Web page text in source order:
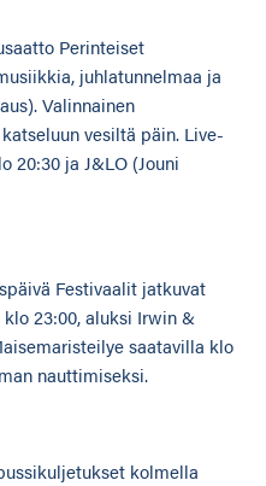
Perinteiset
juhlatunnelmaa ja
Valinnainen
vesiltä päin. Live-
20:30 ja J&LO (Jouni
Festivaalit jatkuvat
23:00, aluksi Irwin &
saatavilla klo
nauttimiseksi.
kolmella